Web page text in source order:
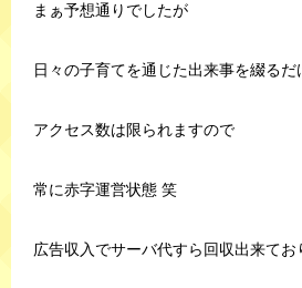
まぁ予想通りでしたが
日々の子育てを通じた出来事を綴るだ
アクセス数は限られますので
常に赤字運営状態 笑
広告収入でサーバ代すら回収出来てお